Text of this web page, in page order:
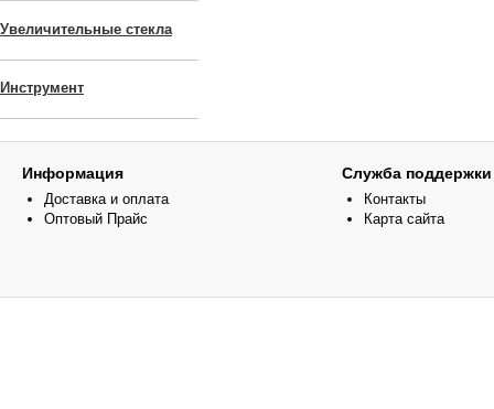
Увеличительные стекла
Инструмент
Информация
Доставка и оплата
Оптовый Прайс
Служба поддержки
Контакты
Карта сайта